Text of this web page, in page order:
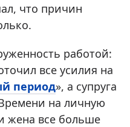
что причин
работой:
все усилия на
период», а супруга
на личную
жена все больше